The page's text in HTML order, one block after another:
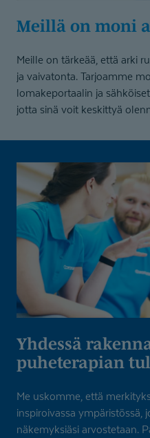
Meillä on moni
Meille on tärkeää, että arki
ja vaivatonta. Tarjoamme
lomakeportaalin ja
jotta sinä voit keskittyä
Yhdessä rakennamme
puheterapian
Me uskomme, että
inspiroivassa ympäristössä,
näkemyksiäsi arvostetaan.